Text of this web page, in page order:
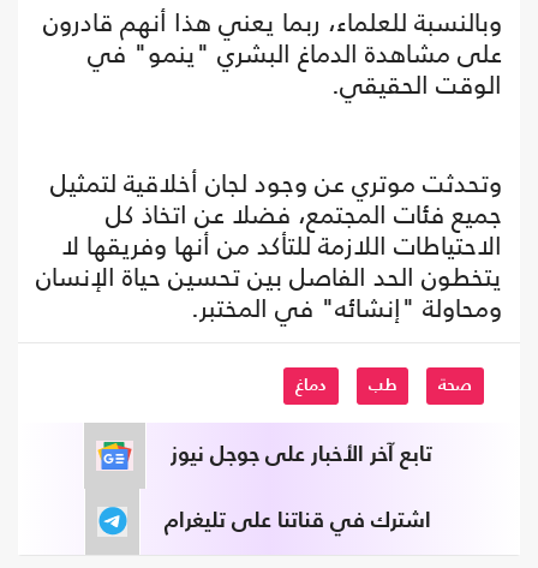
وبالنسبة للعلماء، ربما يعني هذا أنهم قادرون
على مشاهدة الدماغ البشري "ينمو" في
الوقت الحقيقي.
وتحدثت موتري عن وجود لجان أخلاقية لتمثيل
جميع فئات المجتمع، فضلا عن اتخاذ كل
الاحتياطات اللازمة للتأكد من أنها وفريقها لا
يتخطون الحد الفاصل بين تحسين حياة الإنسان
ومحاولة "إنشائه" في المختبر.
صحة طب دماغ
تابع آخر الأخبار على جوجل نيوز
اشترك في قناتنا على تليغرام